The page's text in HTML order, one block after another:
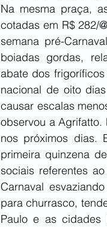
Na mesma praça,
cotadas em R$ 282/
semana pré-
boiadas gordas,
abate dos
nacional de oito
causar escalas
observou a
nos próximos dias.
primeira quinzena
sociais referentes
Carnaval
para churrasco,
Paulo e as cidades